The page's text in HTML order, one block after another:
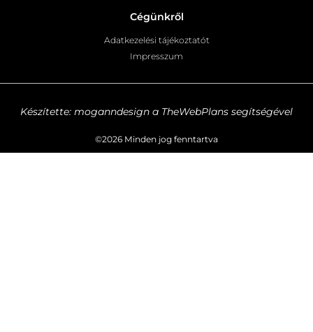
Cégünkről
Adatkezelési tájékoztatót
Impresszum
©2026 Minden jog fenntartva
Készítette: moganndesign a TheWebPlans segítségével